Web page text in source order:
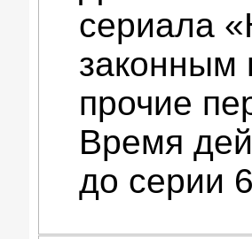
сериала
законным
прочие
Время
до серии